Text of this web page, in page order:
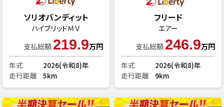
ソリオバンディット
ハイブリッドＭＶ
支払総額219.9万円
年式
2026(令和8)年
走行距離
5km
フリード
エアー
支払総額246.9万円
年式
2026(令和8)年
走行距離
9km